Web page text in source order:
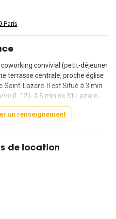
Paris
convivial (petit-déjeuner
terrasse centrale, proche église
Saint-Lazare. Il est Situé à 3 min
(L.12)- à 5 min de St-Lazare -
Pigalle (L.2 et 12)
salle de réunion et une cuisine
un réfrigérateur. D'autre part,
dans l'espace de détente
et sur la terrasse extérieure. De
du lundi au vendredi de
clients.
(eau, électricité, internet) vous
un renseignement
de location